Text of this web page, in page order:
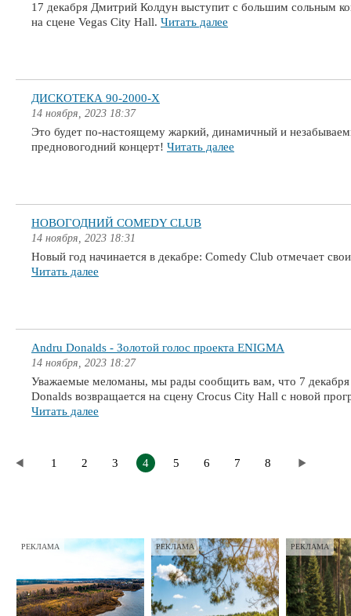
17 декабря Дмитрий Колдун выступит с большим сольным
на сцене Vegas City Hall. Читать далее
ДИСКОТЕКА 90-2000-Х
14 ноября, 2023 18:37
Это будет по-настоящему жаркий, динамичный и
предновогодний концерт! Читать далее
НОВОГОДНИЙ COMEDY CLUB
14 ноября, 2023 18:31
Новый год начинается в декабре: Comedy Club отмечает
Читать далее
Andru Donalds - Золотой голос проекта ENIGMA
14 ноября, 2023 18:27
Уважаемые меломаны, мы рады сообщить вам, что 7
Donalds возвращается на сцену Crocus City Hall с новой
Читать далее
1 2 3 4 5 6 7 8
РЕКЛАМА РЕКЛАМА РЕКЛАМА